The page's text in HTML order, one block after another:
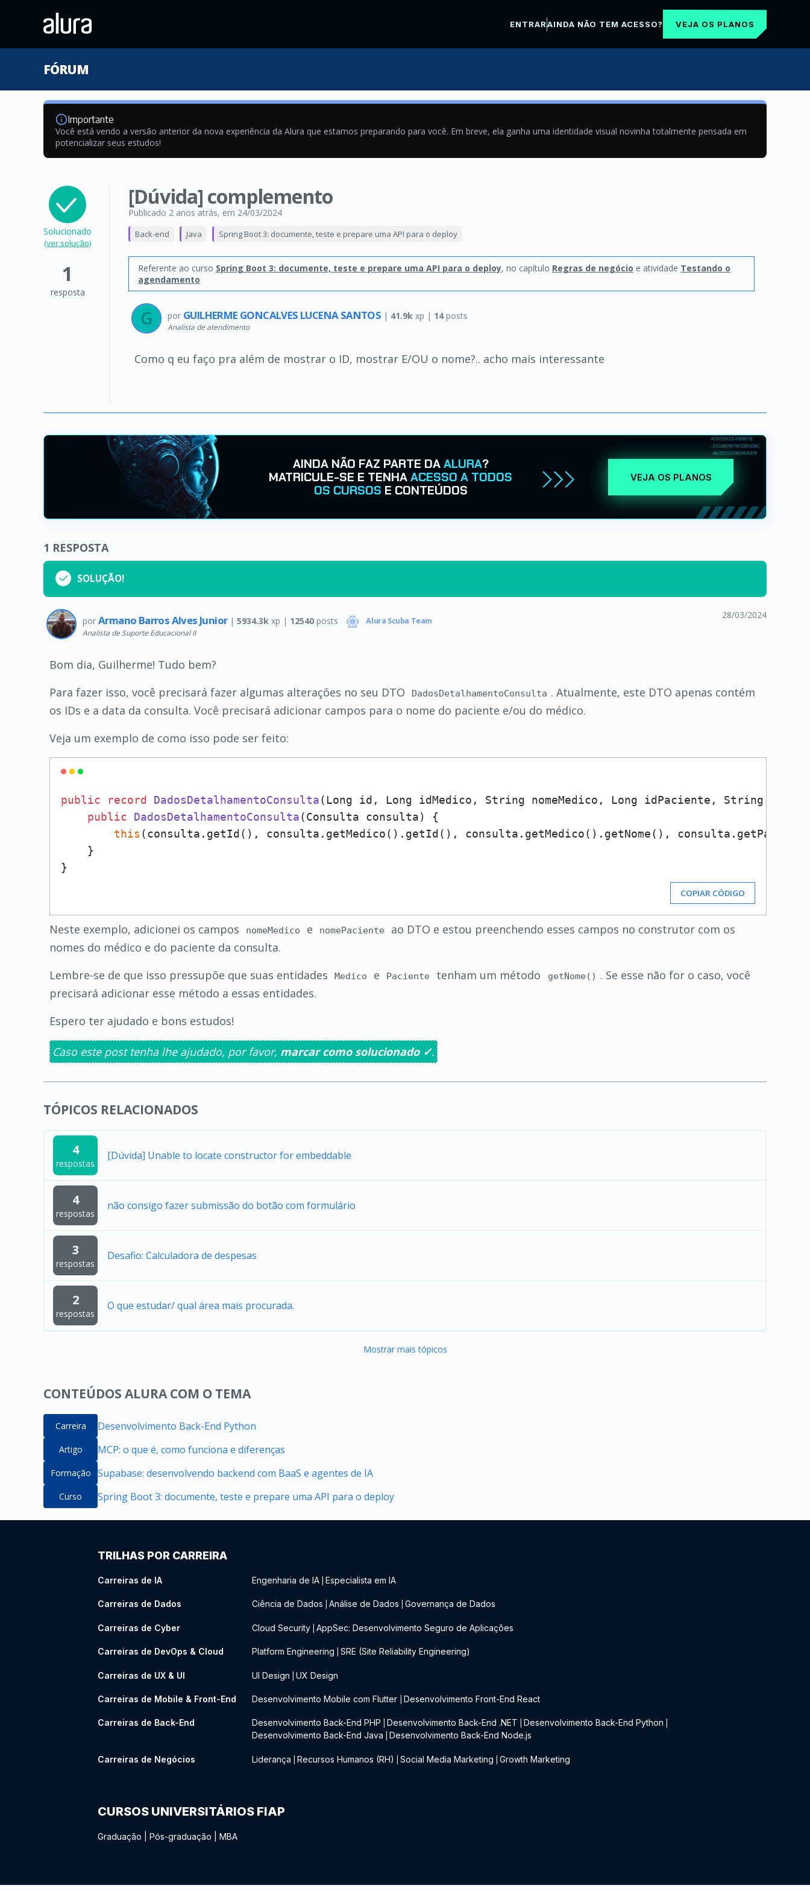
ENTRARAINDA NÃO TEM ACESSO? VEJA OS PLANOS
FÓRUM
Importante
Você está vendo a versão anterior da nova experiência da Alura que estamos preparando para você. Em breve, ela ganha uma identidade visual novinha totalmente pensada em
potencializar seus estudos!
Solucionado
(ver solução)
1
resposta
[Dúvida] complemento
Publicado 2 anos atrás, em 24/03/2024
Back-end Java Spring Boot 3: documente, teste e prepare uma API para o deploy
Referente ao curso Spring Boot 3: documente, teste e prepare uma API para o deploy, no capítulo Regras de negócio e atividade Testando o
agendamento
por GUILHERME GONCALVES LUCENA SANTOS | 41.9k xp | 14posts
Analista de atendimento
Como q eu faço pra além de mostrar o ID, mostrar E/OU o nome?.. acho mais interessante
AINDA NÃO FAZ PARTE DAALURA?
MATRICULE-SE E TENHAACESSO A TODOS
OS CURSOS E CONTEÚDOS
VEJA OS PLANOS
1 RESPOSTA
SOLUÇÃO!
por Armano Barros Alves Junior | 5934.3k xp | 12540posts Alura Scuba Team
Analista de Suporte Educacional II
28/03/2024
Bom dia, Guilherme! Tudo bem?
Para fazer isso, você precisará fazer algumas alterações no seu DTO
DadosDetalhamentoConsulta . Atualmente, este DTO apenas contém
os IDs e a data da consulta. Você precisará adicionar campos para o nome do paciente e/ou do médico.
Veja um exemplo de como isso pode ser feito:
public record DadosDetalhamentoConsulta(Long id, Long idMedico, String nomeMedico, Long idPaciente, String
public
DadosDetalhamentoConsulta(Consulta consulta)
{
this (consulta.getId(), consulta.getMedico().getId(), consulta.getMedico().getNome(),
    }
COPIAR CÓDIGO
Neste exemplo, adicionei os campos nomeMedico e nomePaciente
ao DTO e estou preenchendo esses campos no construtor com os
nomes do médico e do paciente da consulta.
Lembre-se de que isso pressupõe que suas entidades
Medico e Paciente tenham um método getNome() . Se esse não for o caso, você
precisará adicionar esse método a essas entidades.
Espero ter ajudado e bons estudos!
Caso este post tenha lhe ajudado, por favor, marcar como solucionado ✓.
TÓPICOS RELACIONADOS
4
respostas
[Dúvida] Unable to locate constructor for embeddable
4
respostas
não consigo fazer submissão do botão com formulário
3
respostas
Desafio: Calculadora de despesas
2
respostas
O que estudar/ qual área mais procurada.
Mostrar mais tópicos
CONTEÚDOS ALURA COM O TEMA
Carreira Desenvolvimento Back-End Python
Artigo MCP: o que é, como funciona e diferenças
Formação Supabase: desenvolvendo backend com BaaS e agentes de IA
Curso Spring Boot 3: documente, teste e prepare uma API para o deploy
TRILHAS POR CARREIRA
Carreiras de IA Engenharia de IA Especialista em IA
Carreiras de Dados Ciência de Dados Análise de Dados Governança de Dados
Carreiras de Cyber Cloud Security AppSec: Desenvolvimento Seguro de Aplicações
Carreiras de DevOps & Cloud Platform Engineering SRE (Site Reliability Engineering)
Carreiras de UX & UI UI Design UX Design
Carreiras de Mobile & Front-End Desenvolvimento Mobile com Flutter Desenvolvimento Front-End React
Carreiras de Back-End Desenvolvimento Back-End PHP Desenvolvimento Back-End .NET Desenvolvimento Back-End Python
Desenvolvimento Back-End Java Desenvolvimento Back-End Node.js
Carreiras de Negócios Liderança Recursos Humanos (RH) Social Media Marketing Growth Marketing
CURSOS UNIVERSITÁRIOS FIAP
Graduação Pós-graduação MBA